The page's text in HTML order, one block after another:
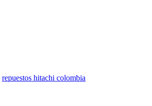
repuestos hitachi colombia